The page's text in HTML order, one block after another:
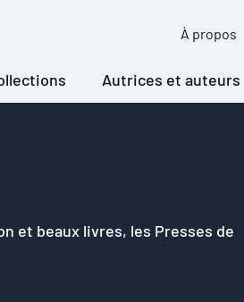
À propos
Autrices et auteurs
et beaux livres, les Presses de